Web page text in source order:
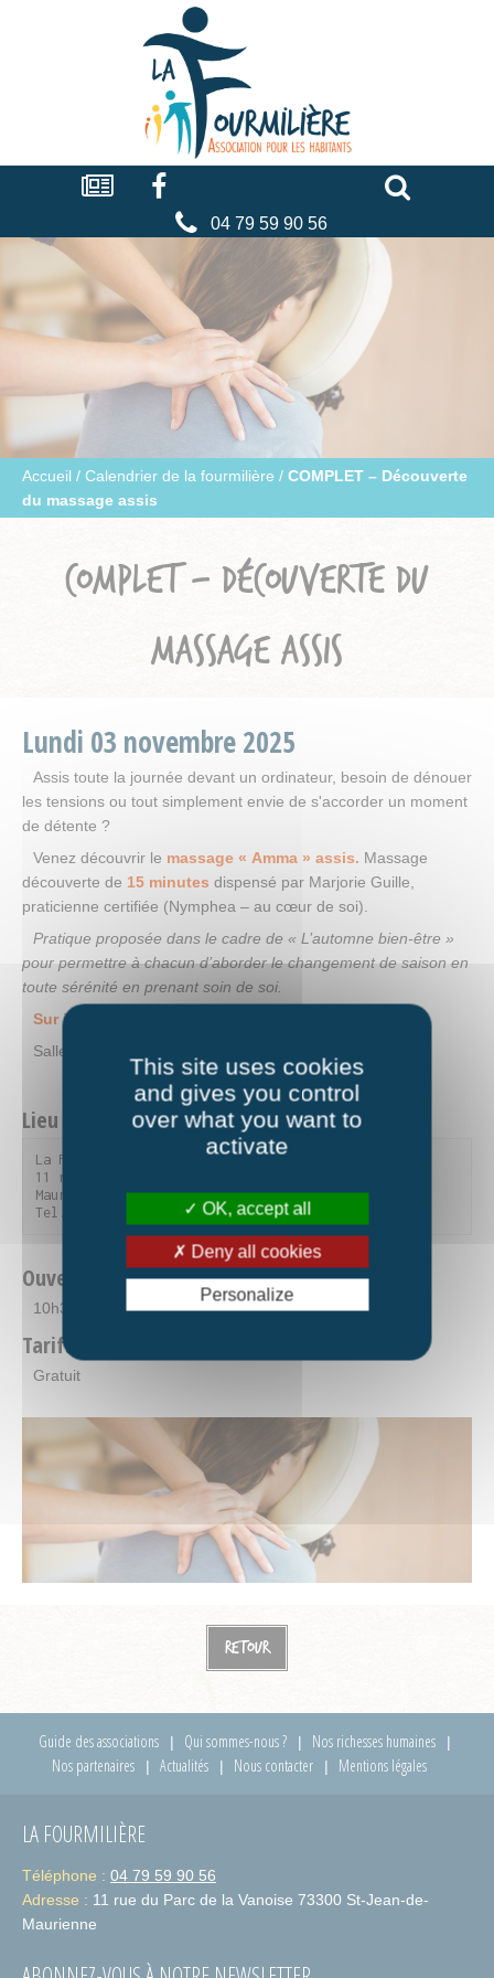
La
fourmilière
Actualités Facebook
04 79 59 90 56
Accueil / Calendrier de la fourmilière / COMPLET – Découverte
du massage assis
COMPLET – DÉCOUVERTE DU
MASSAGE ASSIS
Lundi 03 novembre2025
Assis toute la journée devant un ordinateur, besoin de dénouer
les tensions ou tout simplement envie de s'accorder un moment
de détente ?
Venez découvrir le massage « Amma » assis. Massage
découverte de 15 minutes dispensé par Marjorie Guille,
praticienne certifiée (Nymphea – au cœur de soi).
Pratique proposée dans le cadre de « L’automne bien-être »
pour permettre à chacun d’aborder le changement de saison en
toute sérénité en prenant soin de soi.
Sur inscription.
Salle multi-activités.
Lieu et contact
La Fourmilière
11 rue du Parc de la Vanoise - 73300 Saint-Jean-de-
Maurienne
Tel. 04 79 59 90 56
Ouverture
10h30-13h30
Tarifs
Gratuit
Retour
Guide des associations Qui sommes-nous ?
Nos richesses humaines
Nos partenaires
Actualités Nous contacter Mentions légales
LA FOURMILIÈRE
Téléphone : 04 79 59 90 56
Adresse : 11 rue du Parc de la Vanoise 73300 St-Jean-de-
Maurienne
Cookies management panel
This site uses cookies
and gives you control
over what you want to
activate
OK, accept all
Deny all cookies
Personalize